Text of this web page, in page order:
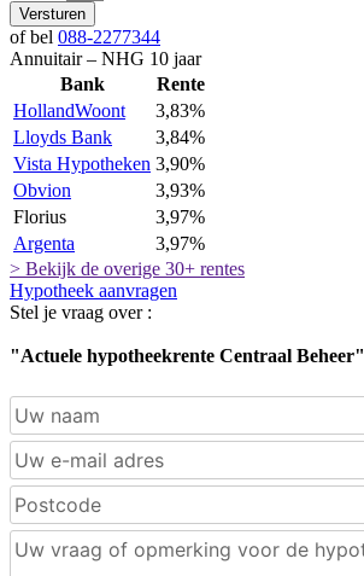
Versturen
of bel 088-2277344
Annuitair – NHG 10 jaar
Bank
Rente
HollandWoont
3,83%
Lloyds Bank
3,84%
Vista Hypotheken 3,90%
Obvion
3,93%
Florius
3,97%
Argenta
3,97%
> Bekijk de overige 30+ rentes
Hypotheek aanvragen
Stel je vraag over :
"Actuele hypotheekrente Centraal Beheer"